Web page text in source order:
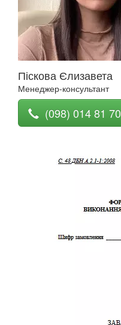
Піскова Єлизавета
Менеджер-консультант
(098) 014 81 70